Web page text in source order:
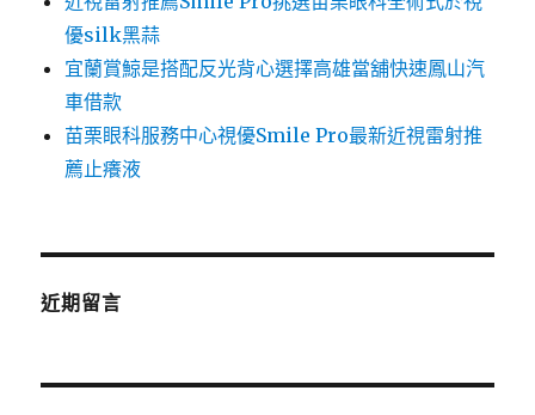
優silk黑蒜
宜蘭賞鯨是搭配反光背心選擇高雄當舖快速鳳山汽
車借款
苗栗眼科服務中心視優Smile Pro最新近視雷射推
薦止癢液
近期留言